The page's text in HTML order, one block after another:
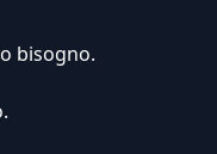
bisogno.